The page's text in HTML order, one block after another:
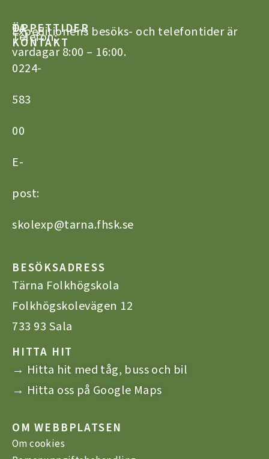
TA
KONTAKT
Telefon:
0224-
583
00
E-
post:
skolexp@tarna.fhsk.se
ÖPPETTIDER
Expeditionens besöks- och telefontider är
vardagar 8:00 – 16:00.
BESÖKSADRESS
Tärna Folkhögskola
Folkhögskolevägen 12
733 93 Sala
HITTA HIT
→ Hitta hit med tåg, buss och bil
→ Hitta oss på Google Maps
OM WEBBPLATSEN
Om cookies